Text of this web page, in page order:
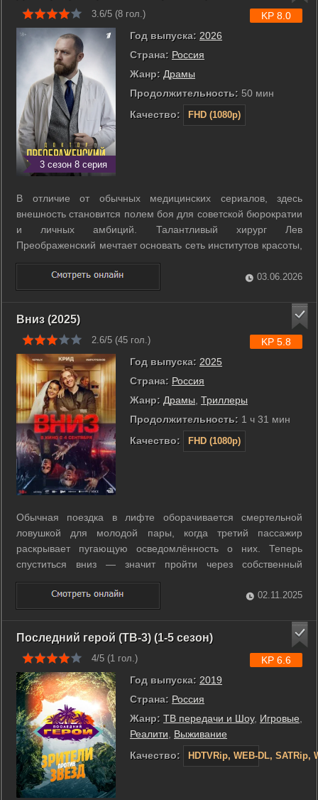
3.6/5 (8 гол.)
3 сезон 8 серия
Год выпуска: 2026
Страна: Россия
Жанр: Драмы
Продолжительность: 50 мин
Качество:
FHD (1080p)
KP 8.0
В отличие от обычных медицинских сериалов, здесь
внешность становится полем боя для советской бюрократии
и личных амбиций. Талантливый хирург Лев
Преображенский мечтает основать сеть институтов красоты,
чтобы сделать эстетическую помощь доступной каждому
человеку по всей стране. С этой дерзкой идеей он
обращается в министерство и получает ...
03.06.2026
Вниз (2025)
2.6/5 (45 гол.)
Год выпуска: 2025
Страна: Россия
Жанр: Драмы Триллеры
Продолжительность: 1 ч 31 мин
Качество:
FHD (1080p)
KP 5.8
Обычная поездка в лифте оборачивается смертельной
ловушкой для молодой пары, когда третий пассажир
раскрывает пугающую осведомлённость о них. Теперь
спуститься вниз — значит пройти через собственный
кошмар. ...
02.11.2025
Последний герой (ТВ-3) (1-5 сезон)
4/5 (1 гол.)
Год выпуска: 2019
Страна: Россия
Жанр: ТВ передачи и Шоу, Игровые,
Реалити, Выживание
Качество:
HDTVRip, WEB-DL, SATRip,
KP 6.6